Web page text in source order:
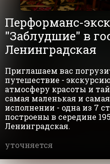
Перформанс-
"Заблудшие" в
Ленинградская
Приглашаем вас
путешествие -
атмосферу красоты и
самая маленькая и
исполнении - одна из 7
построены в середине
Ленинградская.
уточняется